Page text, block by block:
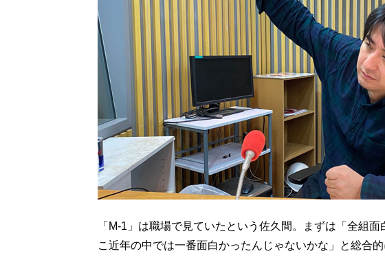
「M-1」は職場で見ていたという佐久間。まずは「全組
こ近年の中では一番面白かったんじゃないかな」と総合